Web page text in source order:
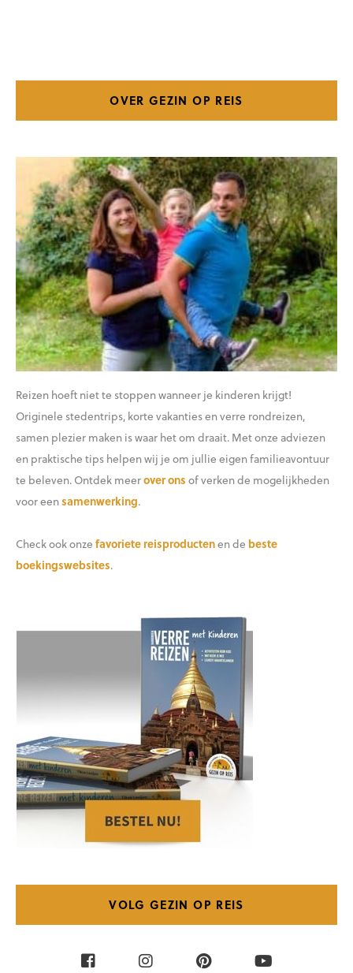
OVER GEZIN OP REIS
Reizen hoeft niet te stoppen wanneer je kinderen krijgt!
Originele stedentrips, korte vakanties en verre rondreizen,
samen plezier maken is waar het om draait. Met onze adviezen
en praktische tips helpen wij je om jullie eigen familieavontuur
te beleven. Ontdek meerover onsof verken de mogelijkheden
voor eensamenwerking.
Check ook onzefavoriete reisproductenen de beste
boekingswebsites.
VOLG GEZIN OP REIS